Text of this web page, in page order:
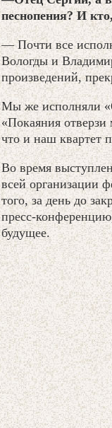
песнопения? И
— Почти все
Вологды и
произведений,
Мы же исполняли
«Покаяния
что и наш квартет
Во время
всей организации
того, за день до
пресс-
будущее.